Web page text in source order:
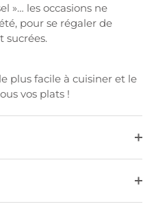
»… les occasions ne
pour se régaler de
sucrées.
plus facile à cuisiner et le
vos plats !